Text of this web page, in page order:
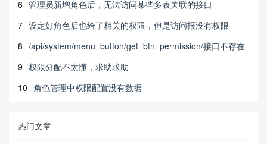
6 管理员新增角色后，无法访问某些多表关联的接口
7 设定好角色后也给了相关的权限，但是访问报没有权限
8 /api/system/menu_button/get_btn_permission/接口不存在
9 权限分配不太懂，求助求助
10 角色管理中权限配置没有数据
热门文章